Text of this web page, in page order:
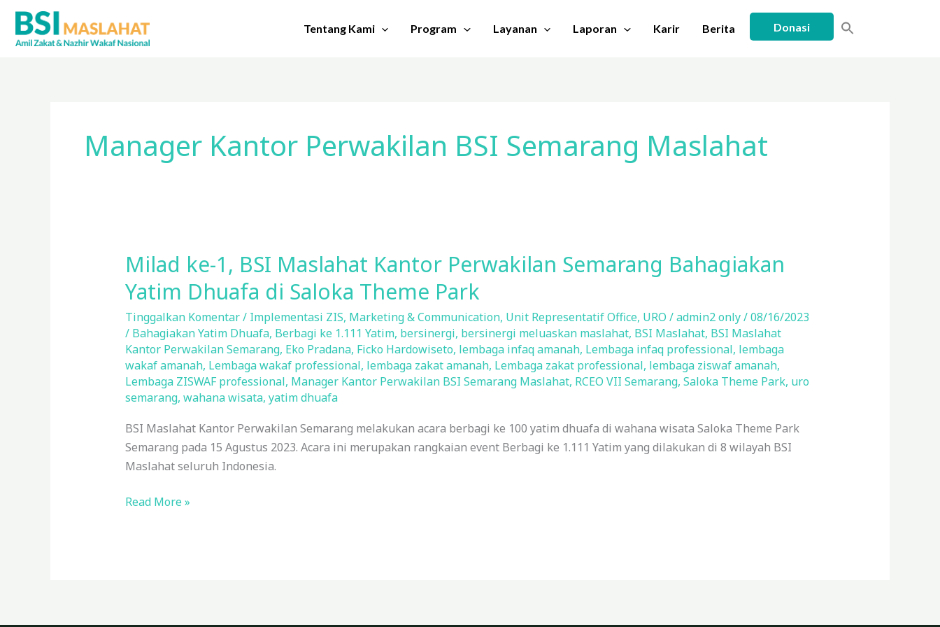
Lewati
konten
Tentang Kami Program Layanan Laporan Karir Berita Donasi
Manager Kantor Perwakilan BSI Semarang Maslahat
Milad ke-1, BSI Maslahat Kantor Perwakilan Semarang Bahagiakan
Yatim Dhuafa di Saloka Theme Park
Tinggalkan Komentar/ Implementasi ZIS, Marketing & Communication, Unit Representatif Office, URO /admin2 only/08/16/2023
/ Bahagiakan Yatim Dhuafa, Berbagi ke 1.111 Yatim, bersinergi, bersinergi meluaskan maslahat, BSI Maslahat, BSI Maslahat
Kantor Perwakilan Semarang, Eko Pradana, Ficko Hardowiseto, lembaga infaq amanah, Lembaga infaq professional, lembaga
wakaf amanah, Lembaga wakaf professional, lembaga zakat amanah, Lembaga zakat professional, lembaga ziswaf amanah,
Lembaga ZISWAF professional, Manager Kantor Perwakilan BSI Semarang Maslahat, RCEO VII Semarang, Saloka Theme Park, uro
semarang, wahana wisata, yatim dhuafa
BSI Maslahat Kantor Perwakilan Semarang melakukan acara berbagi ke 100 yatim dhuafa di wahana wisata Saloka Theme Park
Semarang pada 15 Agustus 2023. Acara ini merupakan rangkaian event Berbagi ke 1.111 Yatim yang dilakukan di 8 wilayah BSI
Maslahat seluruh Indonesia.
Milad
1,
BSI
Maslahat
Kantor
Perwakilan
Semarang
Yatim
Dhuafa
di
Theme
Read More »